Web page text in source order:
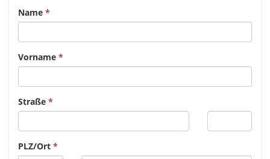
Name
Vorname
Straße
PLZ/Ort